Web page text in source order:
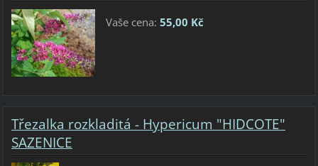
Vaše cena: 55,00 Kč
Třezalka rozkladitá - Hypericum "HIDCOTE"
SAZENICE